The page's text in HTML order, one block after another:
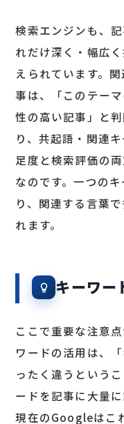
検索エンジンも、
れだけ深く・幅広
えられています。
事は、「このテー
性の高い記事」と
り、共起語・関連
足度と検索評価の
なのです。一つの
り、関連する言葉
れます。
キーワー
ここで重要な注意
ワードの活用は、
ったく違うという
ードを記事に大量
現在のGoogleはこ